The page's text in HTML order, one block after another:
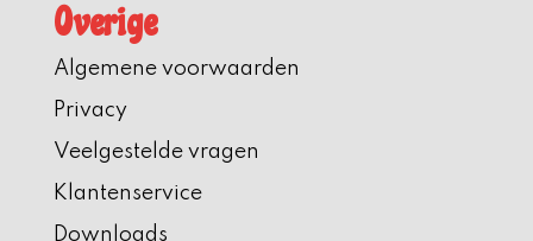
Overige
Algemene voorwaarden
Privacy
Veelgestelde vragen
Klantenservice
Downloads